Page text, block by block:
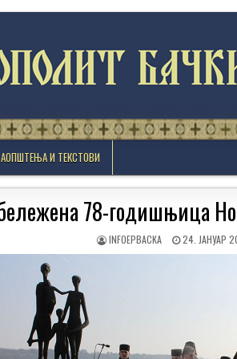
И ТЕКСТОВИ
78-годишњица
AUTHOR:
INFOEPBACKA
PUBLISHED
DATE:
24. ЈАНУАР